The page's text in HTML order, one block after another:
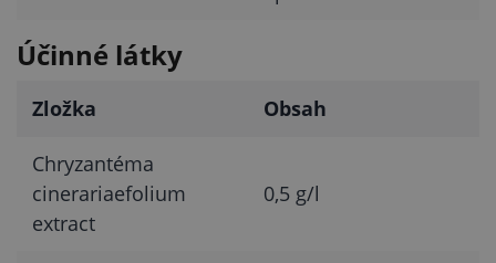
Účinné látky
Zložka Obsah
Chryzantéma
cinerariaefolium
extract
0,5 g/l